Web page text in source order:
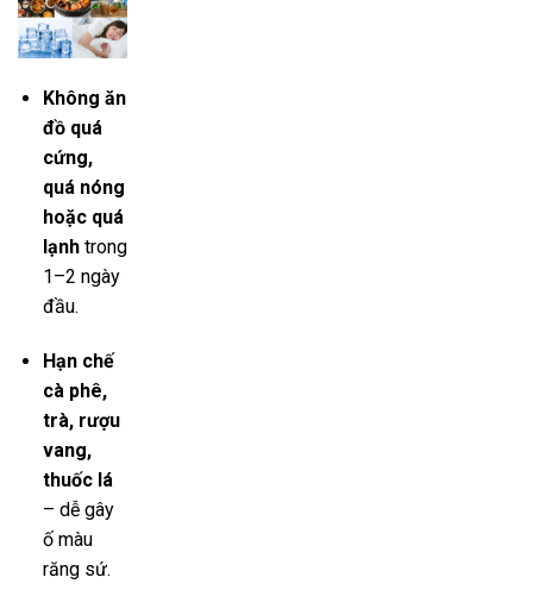
Không ăn
đồ quá
cứng,
quá nóng
hoặc quá
lạnhtrong
1–2 ngày
đầu.
Hạn chế
cà phê,
trà, rượu
vang,
thuốc lá
– dễ gây
ố màu
răng sứ.